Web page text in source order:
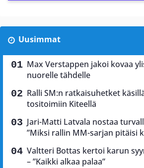
Uusimmat
Max Verstappen jakoi kovaa
nuorelle tähdelle
Ralli SM:n ratkaisuhetket
tositoimiin Kiteellä
Jari-Matti Latvala nostaa
”Miksi rallin MM-sarjan pitäisi
Valtteri Bottas kertoi karun
– ”Kaikki alkaa palaa”